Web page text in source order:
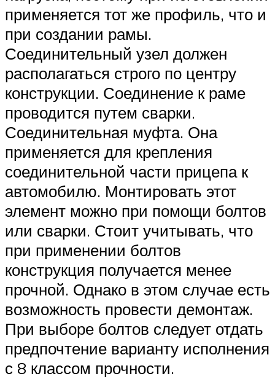
применяется тот же профиль, что и
при создании рамы.
Соединительный узел должен
располагаться строго по центру
конструкции. Соединение к раме
проводится путем сварки.
Соединительная муфта. Она
применяется для крепления
соединительной части прицепа к
автомобилю. Монтировать этот
элемент можно при помощи болтов
или сварки. Стоит учитывать, что
при применении болтов
конструкция получается менее
прочной. Однако в этом случае есть
возможность провести демонтаж.
При выборе болтов следует отдать
предпочтение варианту исполнения
с 8 классом прочности.